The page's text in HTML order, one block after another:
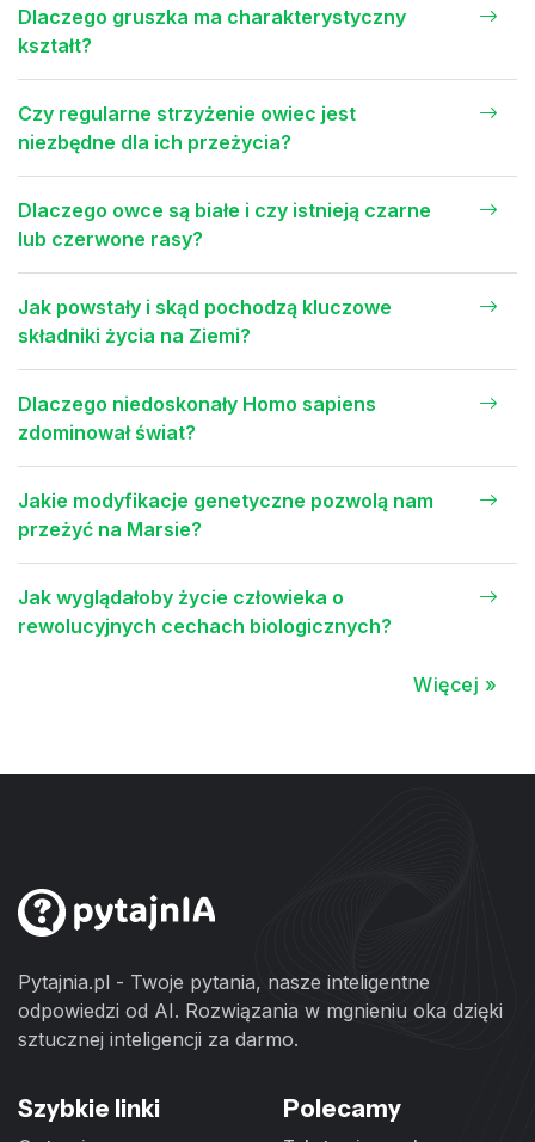
Dlaczego gruszka ma charakterystyczny
kształt?
Czy regularne strzyżenie owiec jest
niezbędne dla ich przeżycia?
Dlaczego owce są białe i czy istnieją czarne
lub czerwone rasy?
Jak powstały i skąd pochodzą kluczowe
składniki życia na Ziemi?
Dlaczego niedoskonały Homo sapiens
zdominował świat?
Jakie modyfikacje genetyczne pozwolą nam
przeżyć na Marsie?
Jak wyglądałoby życie człowieka o
rewolucyjnych cechach biologicznych?
Więcej »
Pytajnia.pl - Twoje pytania, nasze inteligentne
odpowiedzi od AI. Rozwiązania w mgnieniu oka dzięki
sztucznej inteligencji za darmo.
Szybkie linki Polecamy